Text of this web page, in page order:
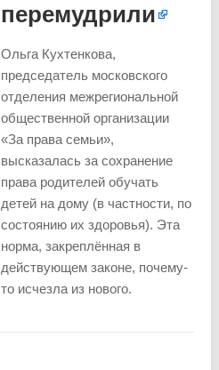
перемудрили
Ольга Кухтенкова,
председатель московского
отделения межрегиональной
общественной организации
«За права семьи»,
высказалась за сохранение
права родителей обучать
детей на дому (в частности, по
состоянию их здоровья). Эта
норма, закреплённая в
действующем законе, почему-
то исчезла из нового.